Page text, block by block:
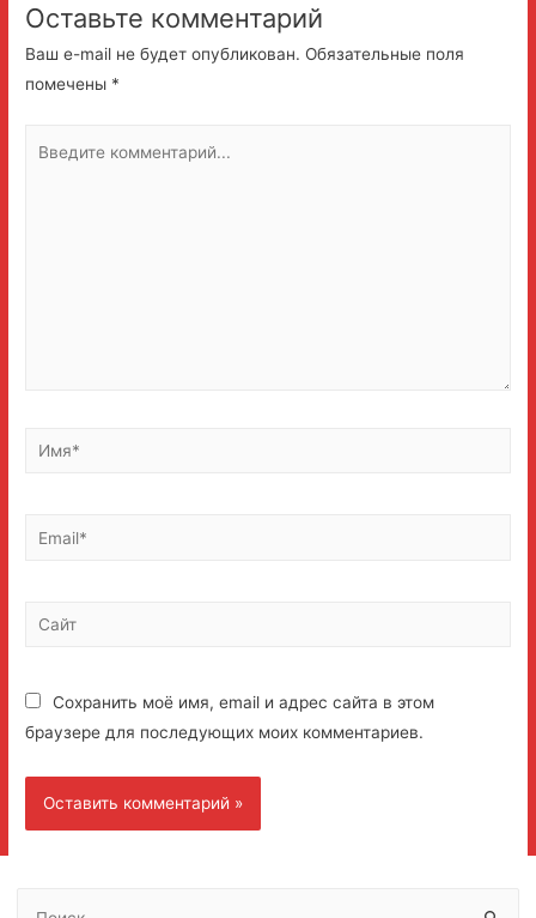
Оставьте комментарий
Ваш e-mail не будет опубликован. Обязательные поля
помечены *
Имя*
Email*
Сайт
Сохранить моё имя, email и адрес сайта в этом
браузере для последующих моих комментариев.